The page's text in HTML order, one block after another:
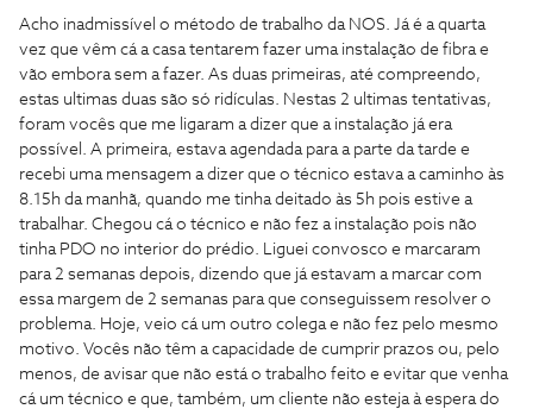
Acho inadmissível o método de trabalho da NOS. Já é a quarta
vez que vêm cá a casa tentarem fazer uma instalação de fibra e
vão embora sem a fazer. As duas primeiras, até compreendo,
estas ultimas duas são só ridículas. Nestas 2 ultimas tentativas,
foram vocês que me ligaram a dizer que a instalação já era
possível. A primeira, estava agendada para a parte da tarde e
recebi uma mensagem a dizer que o técnico estava a caminho às
8.15h da manhã, quando me tinha deitado às 5h pois estive a
trabalhar. Chegou cá o técnico e não fez a instalação pois não
tinha PDO no interior do prédio. Liguei convosco e marcaram
para 2 semanas depois, dizendo que já estavam a marcar com
essa margem de 2 semanas para que conseguissem resolver o
problema. Hoje, veio cá um outro colega e não fez pelo mesmo
motivo. Vocês não têm a capacidade de cumprir prazos ou, pelo
menos, de avisar que não está o trabalho feito e evitar que venha
cá um técnico e que, também, um cliente não esteja à espera do